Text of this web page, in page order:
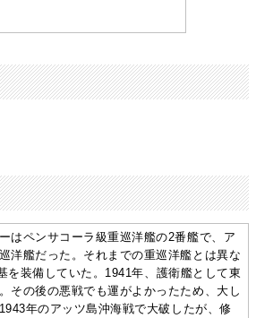
はペンサコーラ級重巡洋艦の2番艦で、ア
洋艦だった。それまでの重巡洋艦とは異な
を装備していた。1941年、護衛艦として東
その後の悪戦でも運がよかったため、大し
年のアッツ島沖海戦で大破したが、修